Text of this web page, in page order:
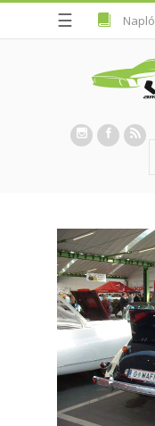
☰ Napló